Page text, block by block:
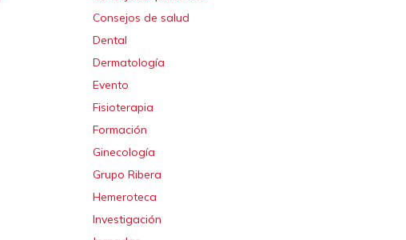
Consejos de salud
Dental
Dermatología
Evento
Fisioterapia
Formación
Ginecología
Grupo Ribera
Hemeroteca
Investigación